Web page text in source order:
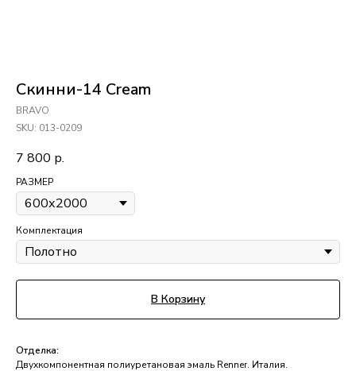
Скинни-14 Cream
BRAVO
SKU: 013-0209
7 800 р.
РАЗМЕР
Комплектация
В Корзину
Отделка:
Двухкомпонентная полиуретановая эмаль Renner. Италия.